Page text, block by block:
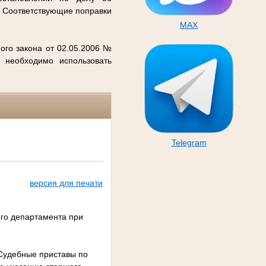
MAX
Telegram
поправки
закона от 02.05.2006 №
использовать
версия для печати
департамента при
приставы по